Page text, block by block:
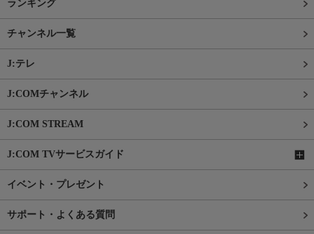
ランキング
チャンネル一覧
J:テレ
J:COMチャンネル
J:COM STREAM
J:COM TVサービスガイド
イベント・プレゼント
サポート・よくある質問